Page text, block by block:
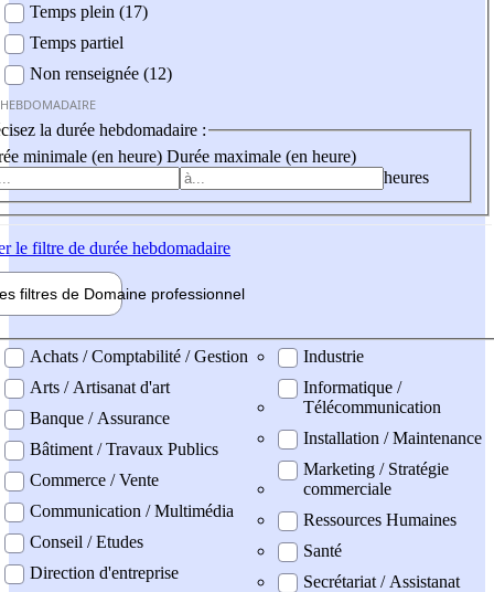
Temps plein (17)
Temps partiel
Non renseignée (12)
la durée hebdomadaire :
minimale (en heure) Durée maximale (en heure)
heures
le filtre de durée hebdomadaire
filtres de Domaine professionnel
professionel
Achats / Comptabilité / Gestion
Arts / Artisanat d'art
Banque / Assurance
Bâtiment / Travaux Publics
Commerce / Vente
Communication / Multimédia
Conseil / Etudes
Direction d'entreprise
Industrie
Informatique /
Télécommunication
Installation / Maintenance
Marketing / Stratégie
commerciale
Ressources Humaines
Santé
Secrétariat / Assistanat